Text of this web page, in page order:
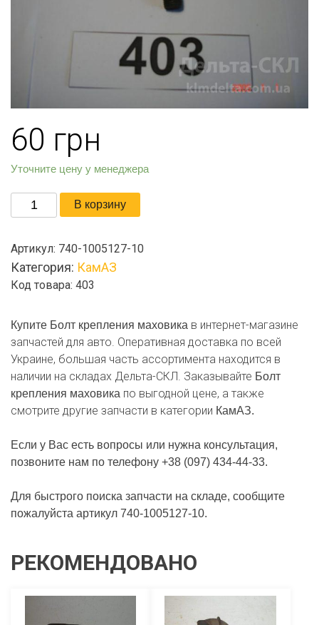
60 грн
Уточните цену у менеджера
Количество
товара
крепления
маховика
В корзину
Артикул: 740-1005127-10
Категория: КамАЗ
Код товара: 403
Купите Болт крепления маховика в интернет-магазине
запчастей для авто. Оперативная доставка по всей
Украине, большая часть ассортимента находится в
наличии на складах Дельта-СКЛ. Заказывайте Болт
крепления маховика по выгодной цене, а также
смотрите другие запчасти в категории КамАЗ.
Если у Вас есть вопросы или нужна консультация,
позвоните нам по телефону +38 (097) 434-44-33.
Для быстрого поиска запчасти на складе, сообщите
пожалуйста артикул 740-1005127-10.
РЕКОМЕНДОВАНО